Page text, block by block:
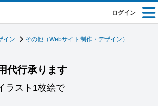
ログイン
イン
その他（Webサイト制作・デザイン）
代行承ります
ラスト1枚絵で